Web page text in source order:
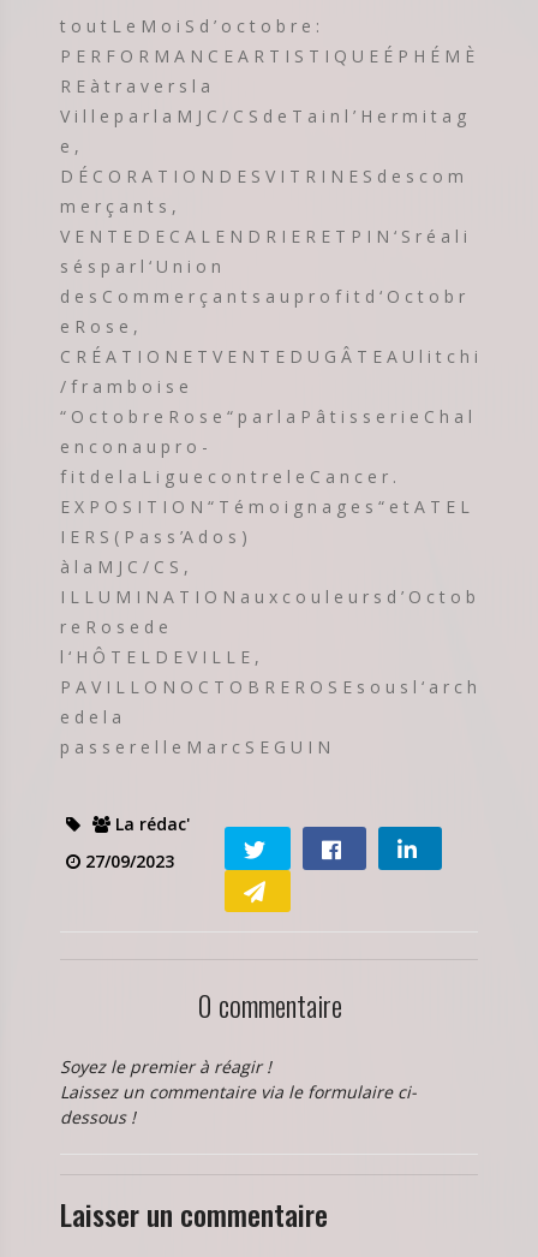
t o u t L e M o i S d ’ o c t o b r e :
P E R F O R M A N C E A R T I S T I Q U E É P H É M È
R E à t r a v e r s l a
V i l l e p a r l a M J C / C S d e T a i n l ’ H e r m i t a g
e ,
D É C O R A T I O N D E S V I T R I N E S d e s c o m
m e r ç a n t s ,
V E N T E D E C A L E N D R I E R E T P I N ‘ S r é a l i
s é s p a r l ‘ U n i o n
d e s C o m m e r ç a n t s a u p r o f i t d ‘ O c t o b r
e R o s e ,
C R É A T I O N E T V E N T E D U G Â T E A U l i t c h i
/ f r a m b o i s e
“ O c t o b r e R o s e “ p a r l a P â t i s s e r i e C h a l
e n c o n a u p r o -
f i t d e l a L i g u e c o n t r e l e C a n c e r .
E X P O S I T I O N “ T é m o i g n a g e s “ e t A T E L
I E R S ( P a s s ’A d o s )
à l a M J C / C S ,
I L L U M I N A T I O N a u x c o u l e u r s d ’ O c t o b
r e R o s e d e
l ‘ H Ô T E L D E V I L L E ,
P A V I L L O N O C T O B R E R O S E s o u s l ‘ a r c h
e d e l a
p a s s e r e l l e M a r c S E G U I N
La rédac'
27/09/2023
0 commentaire
Soyez le premier à réagir !
Laissez un commentaire via le formulaire ci-
dessous !
Laisser un commentaire